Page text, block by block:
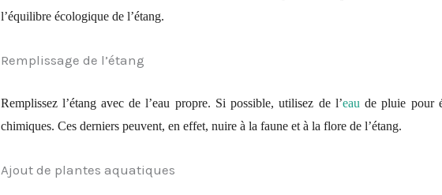
l’équilibre écologique de l’étang.
Remplissage de l’étang
Remplissez l’étang avec de l’eau propre. Si possible, utilisez de l’eau de pluie pour
chimiques. Ces derniers peuvent, en effet, nuire à la faune et à la flore de l’étang.
Ajout de plantes aquatiques